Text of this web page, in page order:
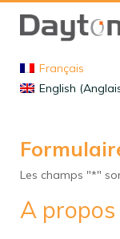
Français
English
Les champs "*"
A propos